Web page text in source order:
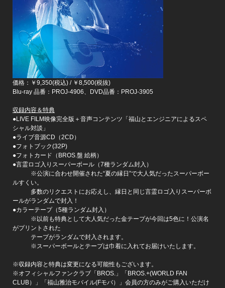
価格：￥9,350(税込) / ￥8,500(税抜)
Blu-ray 品番：PROJ-4906、DVD品番：PROJ-3905
収録内容＆特典
●LIVE FILM映像完全版＋音声コンテンツ「福山とエンジニアによるスペ
シャル対談」
●ライブ音源CD（2CD）
●フォトブック(32P)
●フォトカード（BROS.盤 絵柄）
●言霊ロゴ入りスーパーボール（7種ランダム封入）
※公演に合わせ開催された“夏の縁日”で大人気だったスーパーボー
ルすくい。
多数のリクエストにお応えし、縁日と同じ言霊ロゴ入りスーパーボ
ールがランダムで封入！
●カラーテープ（5種ランダム封入）
※以前も特典として大人気だった金テープが今回は5色に！公演名
がプリントされた
テープがランダムで封入されます。
※スーパーボールとテープは巾着に入れてお届けいたします。
※収録内容と特典は変更になる可能性もございます。
※オフィシャルファンクラブ「BROS.」「BROS.+(WORLD FAN
CLUB）」「福山雅治モバイル(Fモバ）」会員の方のみがご購入いただけ